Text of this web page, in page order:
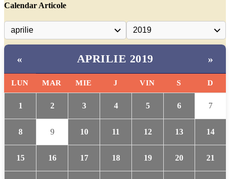
Calendar Articole
« APRILIE 2019 »
LUN MAR MIE J VIN S D
1 2 3 4 5 6 7
8 9 10 11 12 13 14
15 16 17 18 19 20 21